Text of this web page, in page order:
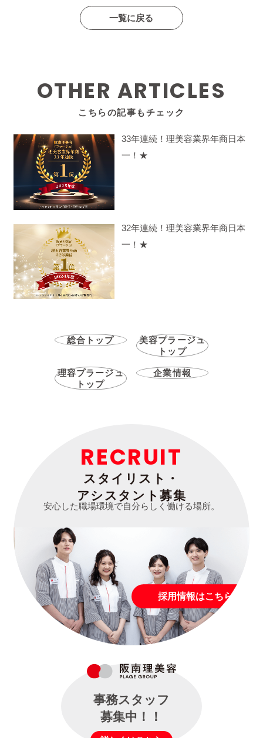
一覧に戻る
OTHER ARTICLES
こちらの記事もチェック
33年連続！理美容業界年商日本
一！★
32年連続！理美容業界年商日本
一！★
総合トップ
美容プラージュ
トップ
理容プラージュ
トップ
企業情報
RECRUIT
スタイリスト・
アシスタント募集
安心した職場環境で自分らしく働ける場所。
採用情報はこちら
事務スタッフ
募集中！！